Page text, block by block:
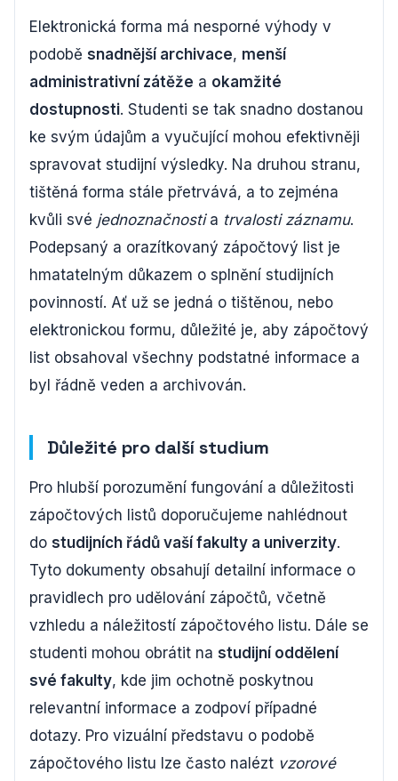
Elektronická forma má nesporné výhody v
podobě snadnější archivace, menší
administrativní zátěže a okamžité
dostupnosti. Studenti se tak snadno dostanou
ke svým údajům a vyučující mohou efektivněji
spravovat studijní výsledky. Na druhou stranu,
tištěná forma stále přetrvává, a to zejména
kvůli své jednoznačnostia trvalosti záznamu.
Podepsaný a orazítkovaný zápočtový list je
hmatatelným důkazem o splnění studijních
povinností. Ať už se jedná o tištěnou, nebo
elektronickou formu, důležité je, aby zápočtový
list obsahoval všechny podstatné informace a
byl řádně veden a archivován.
Důležité pro další studium
Pro hlubší porozumění fungování a důležitosti
zápočtových listů doporučujeme nahlédnout
do studijních řádů vaší fakulty a univerzity.
Tyto dokumenty obsahují detailní informace o
pravidlech pro udělování zápočtů, včetně
vzhledu a náležitostí zápočtového listu. Dále se
studenti mohou obrátit na studijní oddělení
své fakulty, kde jim ochotně poskytnou
relevantní informace a zodpoví případné
dotazy. Pro vizuální představu o podobě
zápočtového listu lze často nalézt vzorové